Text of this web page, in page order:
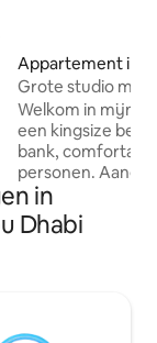
beoordeling van
Appartement in
Grote studio met
balkon in de buurt
Welkom in mijn ruime studio.
een kingsize bed
bank,
personen.
uitgerust met
bureaustoel en
Complete
in
Dhabi